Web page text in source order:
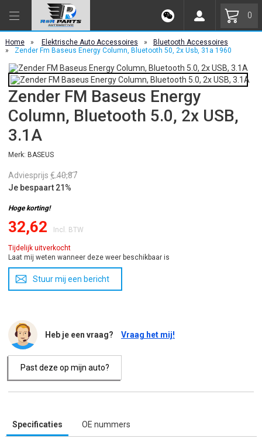
0
Home » Elektrische Auto Accessoires »
Bluetooth Accessoires
»
Zender Fm Baseus Energy Column, Bluetooth 50, 2x Usb, 31a 1960
Zender FM Baseus Energy
Column, Bluetooth 5.0, 2x USB,
3.1A
Merk: BASEUS
Adviesprijs € 40,87
Je bespaart 21%
Hoge korting!
32,62 Incl. BTW
Tijdelijk uitverkocht
Laat mij weten wanneer deze weer beschikbaar is
Stuur mij een bericht
Heb je een vraag? Vraag het mij!
Past deze op mijn auto?
Specificaties OE nummers